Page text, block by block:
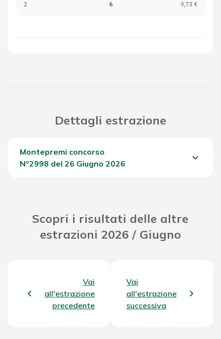
2 6 9,73 €
Dettagli estrazione
Montepremi concorso
Nº2998 del 26 Giugno 2026
keyboard_arrow_down
Scopri i risultati delle altre
estrazioni 2026 / Giugno
Vai
all'estrazione
precedente
Vai
all'estrazione
successiva